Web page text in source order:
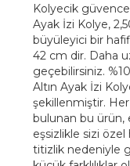
Kolyecik
Ayak İzi Kolye,
büyüleyici bir
42 cm dir. Daha
geçebilirsiniz.
Altın Ayak İzi
şekillenmiştir.
bulunan bu ürün,
eşsizlikle sizi
titizlik nedeniyle